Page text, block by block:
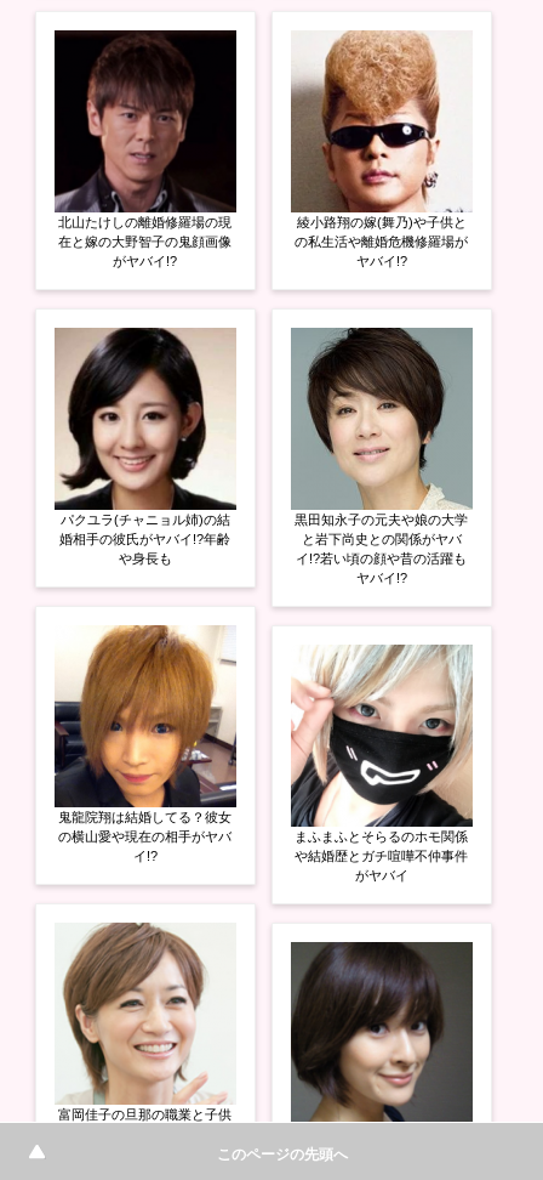
ド
ウ
で
開
き
ま
す
)
北山たけしの離婚修羅場の現
在と嫁の大野智子の鬼顔画像
がヤバイ!?
パクユラ(チャニョル姉)の結
婚相手の彼氏がヤバイ!?年齢
や身長も
鬼龍院翔は結婚してる？彼女
の横山愛や現在の相手がヤバ
イ!?
富岡佳子の旦那の職業と子供
綾小路翔の嫁(舞乃)や子供と
の私生活や離婚危機修羅場が
ヤバイ!?
黒田知永子の元夫や娘の大学
と岩下尚史との関係がヤバ
イ!?若い頃の顔や昔の活躍も
ヤバイ!?
まふまふとそらるのホモ関係
や結婚歴とガチ喧嘩不仲事件
がヤバイ
婚相手と息子の学校名がヤバ
このページの先頭へ